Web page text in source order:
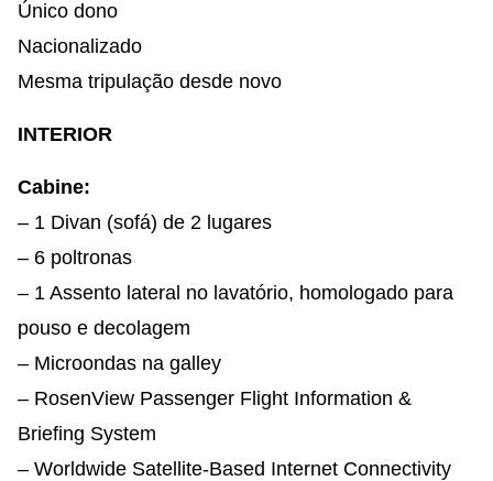
Único dono
Nacionalizado
Mesma tripulação desde novo
INTERIOR
Cabine:
– 1 Divan (sofá) de 2 lugares
– 6 poltronas
– 1 Assento lateral no lavatório, homologado para
pouso e decolagem
– Microondas na galley
– RosenView Passenger Flight Information &
Briefing System
– Worldwide Satellite-Based Internet Connectivity